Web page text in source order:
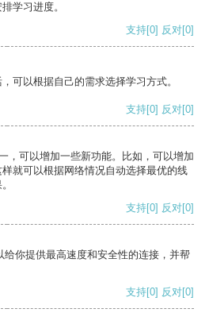
学习进度。
支持[0] 反对[0]
可以根据自己的需求选择学习方式。
支持[0] 反对[0]
，可以增加一些新功能。比如，可以增加
就可以根据网络情况自动选择最优的线
支持[0] 反对[0]
你提供最高速度和安全性的连接，并帮
支持[0] 反对[0]